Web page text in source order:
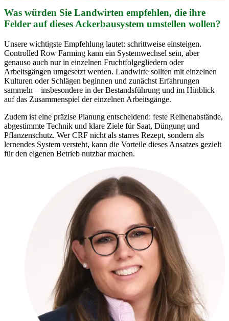
Was würden Sie Landwirten empfehlen, die ihre
Felder auf dieses Ackerbausystem umstellen wollen?
Unsere wichtigste Empfehlung lautet: schrittweise einsteigen.
Controlled Row Farming kann ein Systemwechsel sein, aber
genauso auch nur in einzelnen Fruchtfolgegliedern oder
Arbeitsgängen umgesetzt werden. Landwirte sollten mit einzelnen
Kulturen oder Schlägen beginnen und zunächst Erfahrungen
sammeln – insbesondere in der Bestandsführung und im Hinblick
auf das Zusammenspiel der einzelnen Arbeitsgänge.
Zudem ist eine präzise Planung entscheidend: feste Reihenabstände,
abgestimmte Technik und klare Ziele für Saat, Düngung und
Pflanzenschutz. Wer CRF nicht als starres Rezept, sondern als
lernendes System versteht, kann die Vorteile dieses Ansatzes gezielt
für den eigenen Betrieb nutzbar machen.